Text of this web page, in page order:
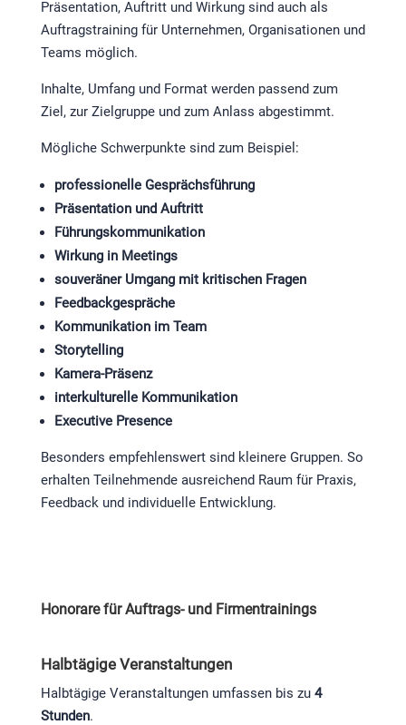
Präsentation, Auftritt und Wirkung sind auch als
Auftragstraining für Unternehmen, Organisationen und
Teams möglich.
Inhalte, Umfang und Format werden passend zum
Ziel, zur Zielgruppe und zum Anlass abgestimmt.
Mögliche Schwerpunkte sind zum Beispiel:
professionelle Gesprächsführung
Präsentation und Auftritt
Führungskommunikation
Wirkung in Meetings
souveräner Umgang mit kritischen Fragen
Feedbackgespräche
Kommunikation im Team
Storytelling
Kamera-Präsenz
interkulturelle Kommunikation
Executive Presence
Besonders empfehlenswert sind kleinere Gruppen. So
erhalten Teilnehmende ausreichend Raum für Praxis,
Feedback und individuelle Entwicklung.
Honorare für Auftrags- und Firmentrainings
Halbtägige Veranstaltungen
Halbtägige Veranstaltungen umfassen bis zu 4
Stunden.